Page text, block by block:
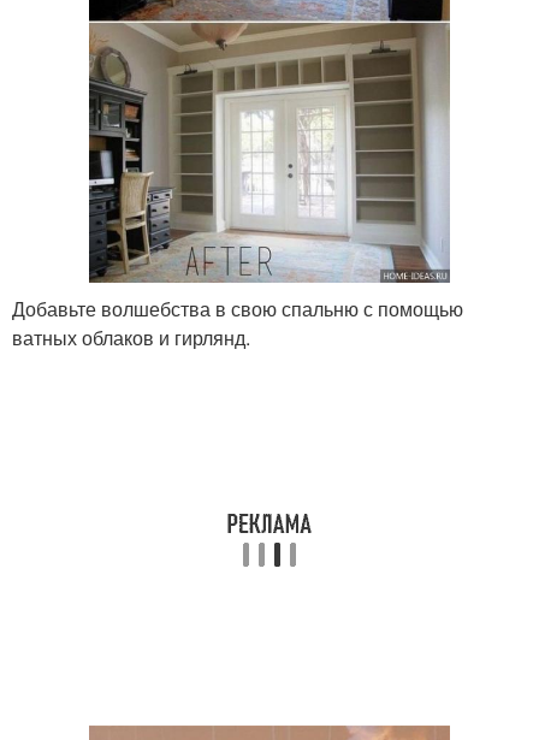
Добавьте волшебства в свою спальню с помощью
ватных облаков и гирлянд.